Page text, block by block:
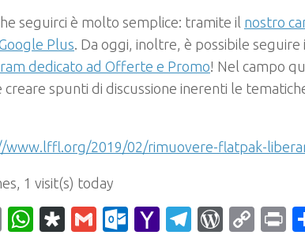
seguirci è molto semplice: tramite il nostro
Plus . Da oggi, inoltre, è possibile
dedicato ad Offerte e Promo! Nel campo
creare spunti di discussione inerenti le
www.lffl.org/2019/02/rimuovere-flatpak-
1 visit(s) today
EmailWhatsApp
Diaspora
GmailOutlook.com
YahooTelegram